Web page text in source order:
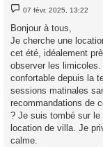
M
e
s
a
e
07 févr. 2025, 13:22
Bonjour à tous,
Je cherche une
cet été, idéalement
observer les
confortable depuis la
sessions matinales
recommandations de
? Je suis tombé sur
location de villa. Je
calme.